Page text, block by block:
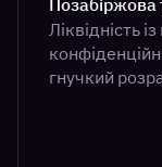
Позабіржова
Ліквідність
гнучкий